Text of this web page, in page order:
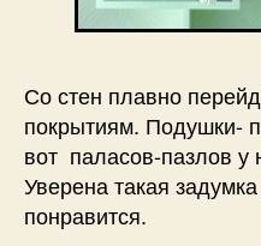
Со стен плавно
покрытиям. Подушки-
вот паласов-пазлов
Уверена такая
понравится.